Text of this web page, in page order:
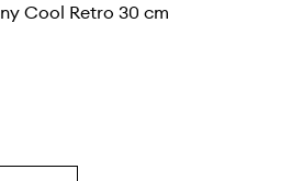
Cool Retro 30 cm